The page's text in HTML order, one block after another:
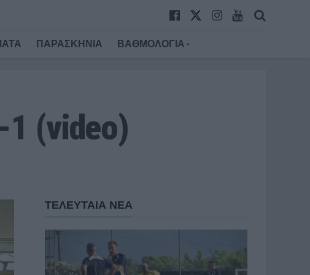
ΠΑΡΑΣΚΗΝΙΑ ΒΑΘΜΟΛΟΓΙΑ
1 (video)
ΤΕΛΕΥΤΑΙΑ ΝΕΑ